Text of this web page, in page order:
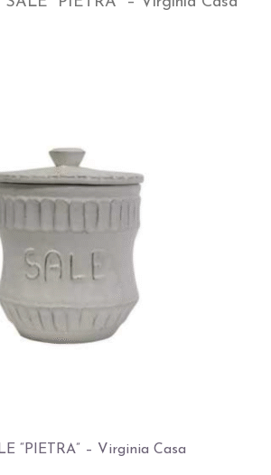
“PIETRA” – Virginia Casa